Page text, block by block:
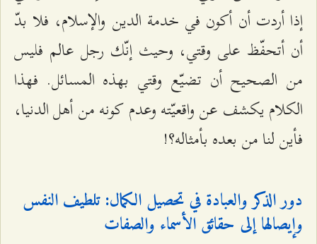
إذا أردت أن أكون في خدمة الدين والإسلام، فلا بدّ
أن أتحفّظ على وقتي، وحيث إنّك رجل عالم فليس
من الصحيح أن تضيّع وقتي بهذه المسائل. فهذا
الكلام يكشف عن واقعيّته وعدم كونه من أهل الدنيا،
فأين لنا من بعده بأمثاله؟!
دور الذكر والعبادة في تحصيل الكمال: تلطيف النفس
وإيصالها إلى حقائق الأسماء والصفات